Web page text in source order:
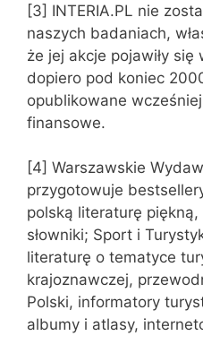
[3] INTERIA.PL nie
naszych badaniach,
że jej akcje pojawiły
dopiero pod koniec
opublikowane
finansowe.
[4] Warszawskie
przygotowuje
polską literaturę
słowniki; Sport i
literaturę o tematyce
krajoznawczej,
Polski, informatory
albumy i atlasy,